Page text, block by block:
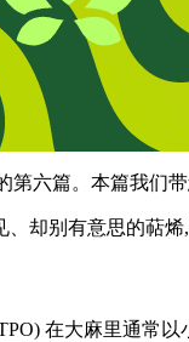
第六篇。本篇我们
却别有意思的萜烯,
在大麻里通常以